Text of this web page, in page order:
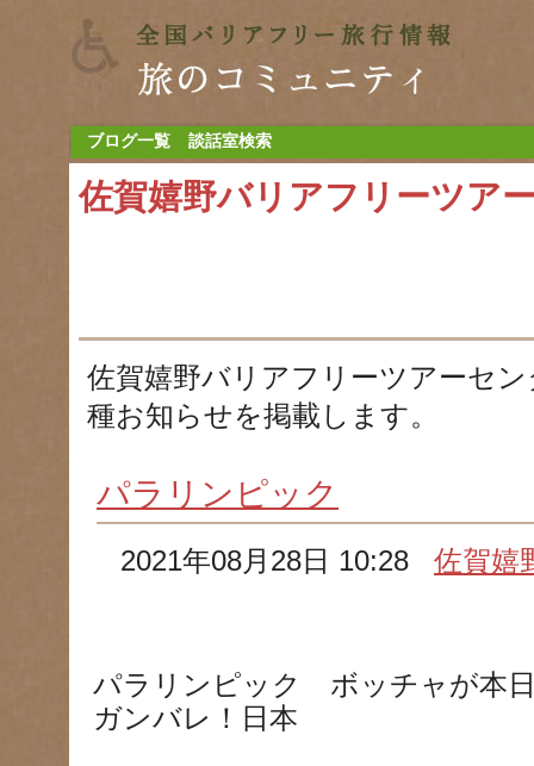
ブログ一覧 談話室検索
佐賀嬉野バリアフリーツア
佐賀嬉野バリアフリーツアーセ
種お知らせを掲載します。
パラリンピック
2021年08月28日 10:28佐賀嬉
パラリンピック ボッチャが本
ガンバレ！日本